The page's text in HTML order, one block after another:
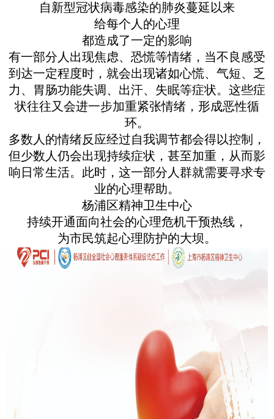
自新型冠状病毒感染的肺炎蔓延以来
给每个人的心理
都造成了一定的影响
有一部分人出现焦虑、恐慌等情绪，当不良感受
到达一定程度时，就会出现诸如心慌、气短、乏
力、胃肠功能失调、出汗、失眠等症状。这些症
状往往又会进一步加重紧张情绪，形成恶性循
环。
多数人的情绪反应经过自我调节都会得以控制，
但少数人仍会出现持续症状，甚至加重，从而影
响日常生活。此时，这一部分人群就需要寻求专
业的心理帮助。
杨浦区精神卫生中心
持续开通面向社会的心理危机干预热线，
为市民筑起心理防护的大坝。